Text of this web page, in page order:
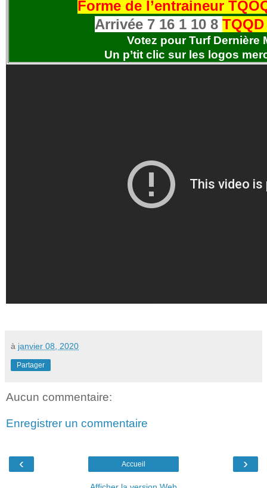
Forme de l’entraineur
Arrivée 7 16 1 10 8
Votez pour Turf Dernière
Un p’tit clic sur les logos
à janvier 08, 2020
Partager
Aucun commentaire:
Enregistrer un commentaire
‹ ›
Accueil